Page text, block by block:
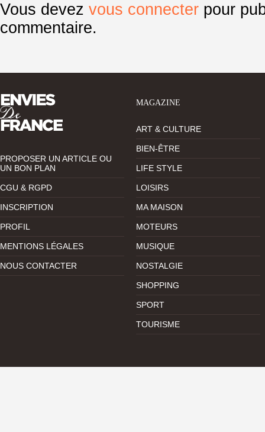
Vous devez vous connecter pour
commentaire.
PROPOSER UN ARTICLE OU
UN BON PLAN
CGU & RGPD
INSCRIPTION
PROFIL
MENTIONS LÉGALES
NOUS CONTACTER
MAGAZINE
ART & CULTURE
BIEN-ÊTRE
LIFE STYLE
LOISIRS
MA MAISON
MOTEURS
MUSIQUE
NOSTALGIE
SHOPPING
SPORT
TOURISME